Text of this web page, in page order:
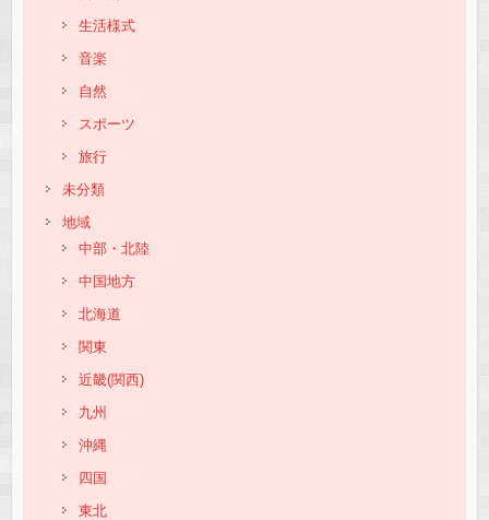
生活様式
音楽
自然
スポーツ
旅行
未分類
地域
中部・北陸
中国地方
北海道
関東
近畿(関西)
九州
沖縄
四国
東北